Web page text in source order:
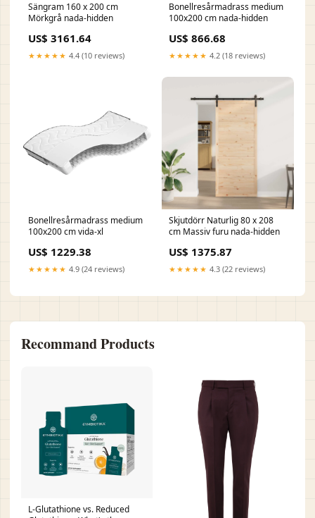
Sängram 160 x 200 cm
Mörkgrå nada-hidden
US$ 3161.64
★★★★★ 4.4 (10 reviews)
Bonellresårmadrass medium
100x200 cm nada-hidden
US$ 866.68
★★★★★ 4.2 (18 reviews)
Bonellresårmadrass medium
100x200 cm vida-xl
US$ 1229.38
★★★★★ 4.9 (24 reviews)
Skjutdörr Naturlig 80 x 208
cm Massiv furu nada-hidden
US$ 1375.87
★★★★★ 4.3 (22 reviews)
Recommand Products
L-Glutathione vs. Reduced